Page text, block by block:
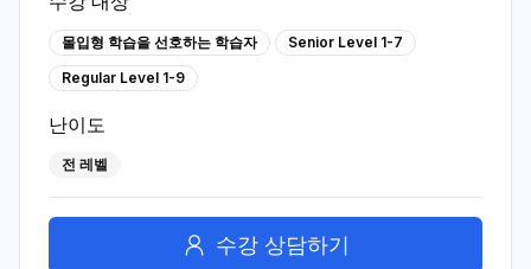
몰입형 학습을 선호하는 학습자
Senior Level 1-7
Regular Level 1-9
난이도
전 레벨
수강 상담하기